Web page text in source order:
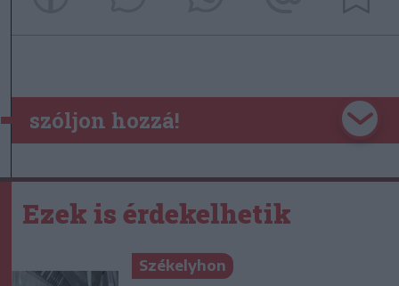
szóljon hozzá!
Ezek is érdekelhetik
Székelyhon